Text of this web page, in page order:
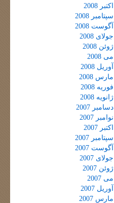
اکتبر 2008
سپتامبر 2008
آگوست 2008
جولای 2008
ژوئن 2008
می 2008
آوریل 2008
مارس 2008
فوریه 2008
ژانویه 2008
دسامبر 2007
نوامبر 2007
اکتبر 2007
سپتامبر 2007
آگوست 2007
جولای 2007
ژوئن 2007
می 2007
آوریل 2007
مارس 2007